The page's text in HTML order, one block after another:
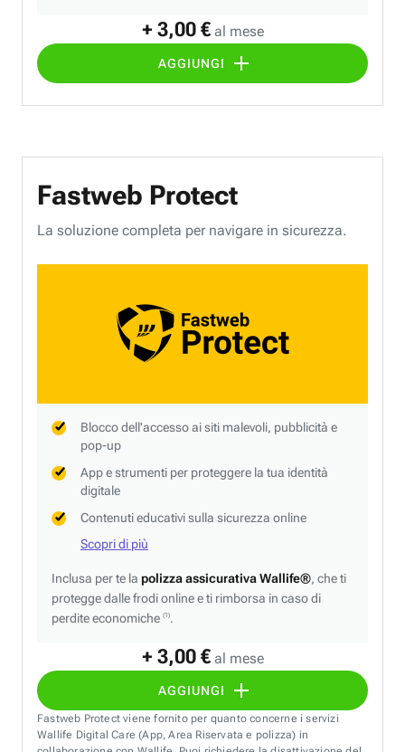
+ 3,00 € al mese
AGGIUNGI
Fastweb Protect
+ 3,00 € al mese
AGGIUNGI
La soluzione completa per navigare in sicurezza.
Blocco dell'accesso ai siti malevoli, pubblicità e
pop-up
App e strumenti per proteggere la tua identità
digitale
Contenuti educativi sulla sicurezza online
Scopri di più
Inclusa per te la polizza assicurativa Wallife®, che ti
protegge dalle frodi online e ti rimborsa in caso di
perdite economiche (1).
Fastweb Protect viene fornito per quanto concerne i servizi
Wallife Digital Care (App, Area Riservata e polizza) in